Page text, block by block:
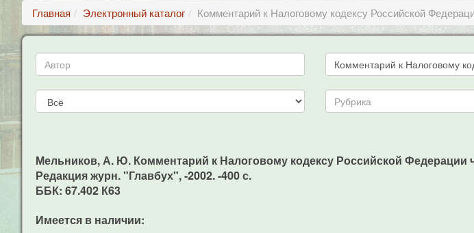
Главная Электронный каталог Комментарий к Налоговому кодексу Российской
Мельников, А. Ю. Комментарий к Налоговому кодексу Российской
Редакция журн. "Главбух", -2002. -400 с.
ББК: 67.402 К63
Имеется в наличии: